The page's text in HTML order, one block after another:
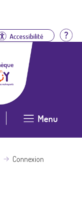
Accessibilité
Menu
Connexion